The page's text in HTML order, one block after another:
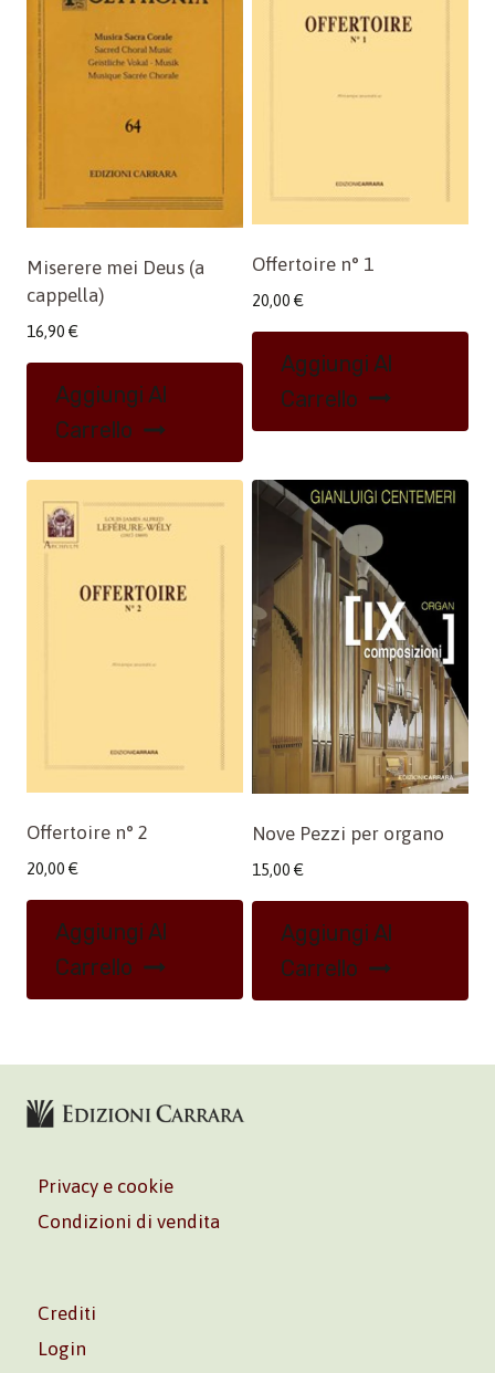
Miserere mei Deus (a
cappella)
16,90 €
Aggiungi Al
Carrello
Offertoire n° 1
20,00 €
Aggiungi Al
Carrello
Offertoire n° 2
20,00 €
Aggiungi Al
Carrello
Nove Pezzi per organo
15,00 €
Aggiungi Al
Carrello
Privacy e cookie
Condizioni di vendita
Crediti
Login